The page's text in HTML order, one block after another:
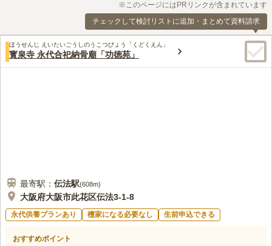
※このページにはPRリンクが含まれています
チェックして検討リストに追加・まとめて資料請求
ほうせんじ えいたいごうしのうこつびょう「くどくえん」
寳泉寺 永代合祀納骨廟「功徳苑」
最寄駅： 伝法駅(608m)
大阪府大阪市此花区伝法3-1-8
永代供養プランあり 檀家になる必要なし 生前申込できる
おすすめポイント